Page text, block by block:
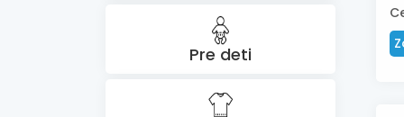
Pre deti